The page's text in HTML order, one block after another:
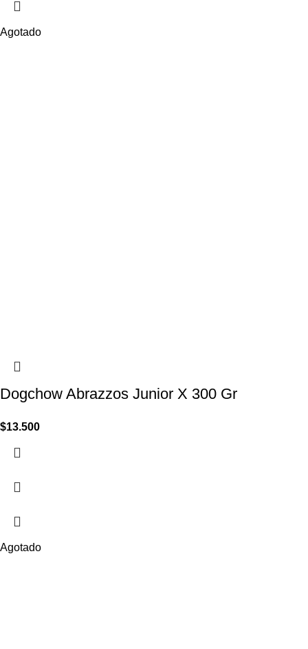
Agotado
Dogchow Abrazzos Junior X 300 Gr
$13.500
Agotado